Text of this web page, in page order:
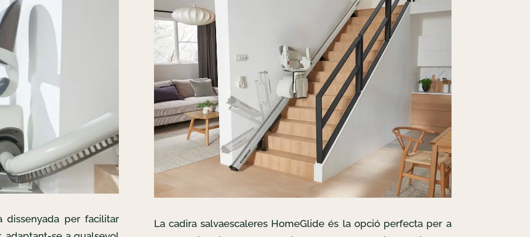
dissenyada per facilitar
La cadira salvaescaleres HomeGlide és la opció perfecta per a